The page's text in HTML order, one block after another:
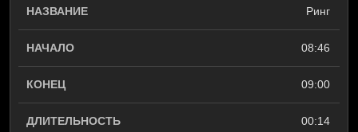
Ринг
08:46
09:00
00:14